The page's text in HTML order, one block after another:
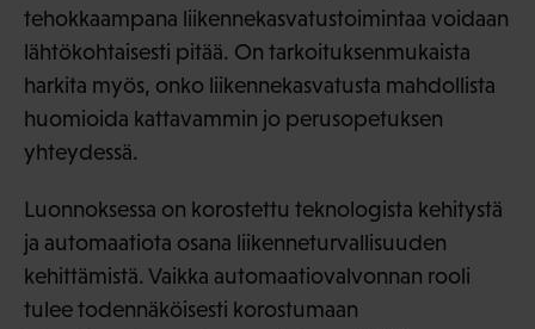
tehokkaampana liikennekasvatustoimintaa voidaan
lähtökohtaisesti pitää. On tarkoituksenmukaista
harkita myös, onko liikennekasvatusta mahdollista
huomioida kattavammin jo perusopetuksen
yhteydessä.
Luonnoksessa on korostettu teknologista kehitystä
ja automaatiota osana liikenneturvallisuuden
kehittämistä. Vaikka automaatiovalvonnan rooli
tulee todennäköisesti korostumaan